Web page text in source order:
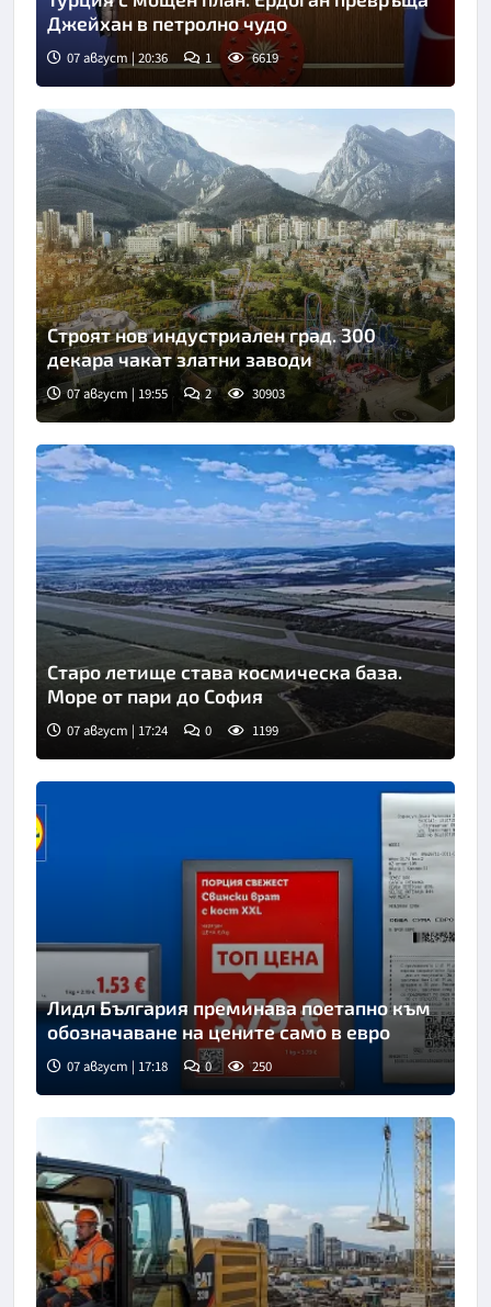
Джейхан в петролно чудо
07 август | 20:36 1 6619
Строят нов индустриален град. 300
декара чакат златни заводи
07 август | 19:55 2 30903
Старо летище става космическа база.
Море от пари до София
07 август | 17:24 0 1199
Лидл България преминава поетапно към
обозначаване на цените само в евро
07 август | 17:18 0 250